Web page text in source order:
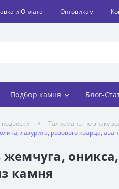
и Оплата Оптовикам
Подбор камня Блог-
Талисманы по знаку
лазурита, розового кварца,
камня